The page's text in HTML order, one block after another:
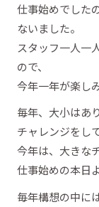
仕事始めでした
ないました。
スタッフ一人一
ので、
今年一年が楽し
毎年、大小はあ
チャレンジをし
今年は、大きな
仕事始めの本日
毎年構想の中に